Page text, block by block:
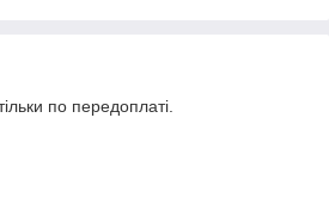
по передоплаті.